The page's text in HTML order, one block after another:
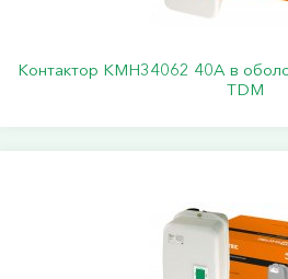
Контактор КМН34062 40А в
TDM